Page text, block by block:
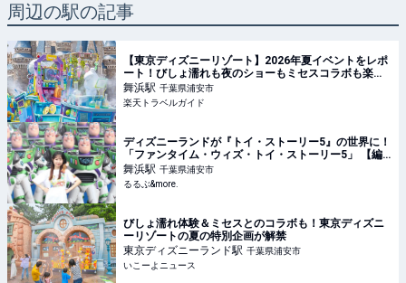
周辺の駅の記事
【東京ディズニーリゾート】2026年夏イベントをレポ
ート！びしょ濡れも夜のショーもミセスコラボも楽し
い！ 【楽天トラベル】
舞浜駅 千葉県浦安市
楽天トラベルガイド
ディズニーランドが『トイ・ストーリー5』の世界に！
「ファンタイム・ウィズ・トイ・ストーリー5」 【編
集部のおでかけキロク】｜るるぶ&more.
舞浜駅 千葉県浦安市
るるぶ&more.
びしょ濡れ体験＆ミセスとのコラボも！東京ディズニ
ーリゾートの夏の特別企画が解禁
東京ディズニーランド駅 千葉県浦安市
いこーよニュース